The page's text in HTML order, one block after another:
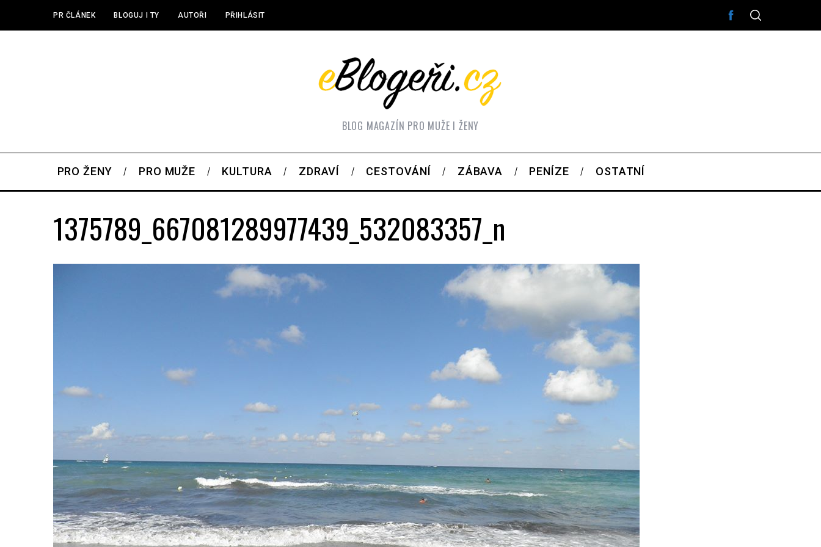
PR ČLÁNEK BLOGUJ I TY AUTOŘI PŘIHLÁSIT
BLOG MAGAZÍN PRO MUŽE I ŽENY
PRO ŽENY PRO MUŽE KULTURA ZDRAVÍ CESTOVÁNÍ ZÁBAVA PENÍZE OSTATNÍ
1375789_667081289977439_532083357_n